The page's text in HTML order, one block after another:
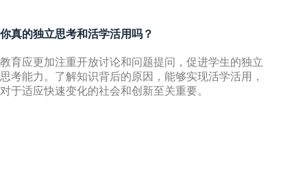
你真的独立思考和活学活用吗？
教育应更加注重开放讨论和问题提问，促进学生的独立
思考能力。了解知识背后的原因，能够实现活学活用，
对于适应快速变化的社会和创新至关重要。